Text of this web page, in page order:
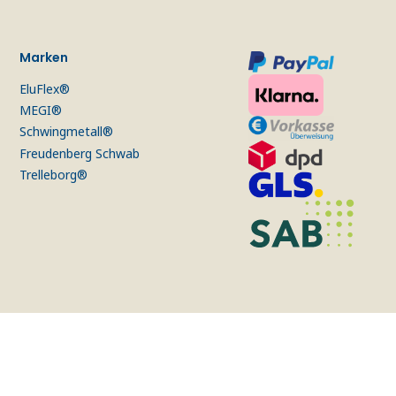
Marken
EluFlex®
MEGI®
Schwingmetall®
Freudenberg Schwab
Trelleborg®